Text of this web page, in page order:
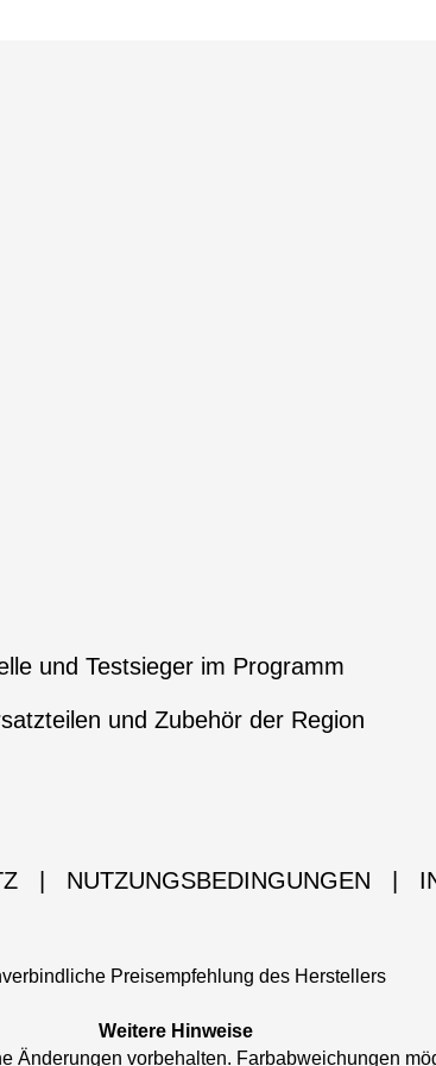
und Testsieger im Programm
und Zubehör der Region
NUTZUNGSBEDINGUNGEN
Preisempfehlung des Herstellers
Weitere Hinweise
Änderungen vorbehalten. Farbabweichungen